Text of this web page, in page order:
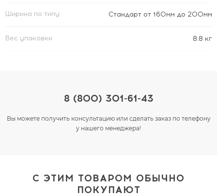
Ширина по типу Стандарт от 160мм до 200мм
Вес упаковки 8.8 кг
8 (800) 301-61-43
Вы можете получить консультацию или сделать заказ по телефону
у нашего менеджера!
С ЭТИМ ТОВАРОМ ОБЫЧНО
ПОКУПАЮТ